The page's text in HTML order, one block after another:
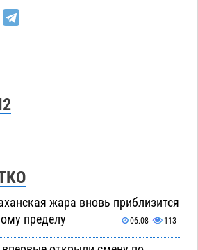
жара вновь приблизится
пределу
06.08 113